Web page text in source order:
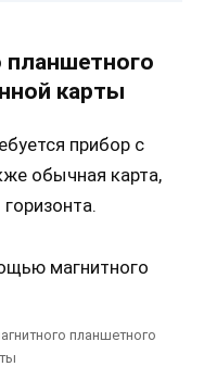
карты
прибор с
обычная карта,
планшетного